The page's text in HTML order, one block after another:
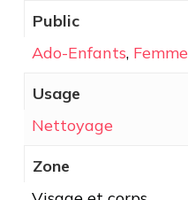
Public
Ado-Enfants, Femme
Usage
Nettoyage
Zone